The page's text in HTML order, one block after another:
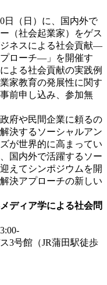
日（日）に、国内外で
（社会起業家）をゲス
ジネスによる社会貢献―
ローチ―」を開催す
よる社会貢献の実践例
家教育の発展性に関す
前申し込み、参加無
府や民間企業に頼るの
決するソーシャルアン
が世界的に高まってい
国内外で活躍するソー
えてシンポジウムを開
決アプローチの新しい
ディア学による社会問
3号館（JR蒲田駅徒歩